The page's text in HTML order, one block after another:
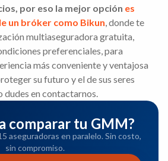
por eso la mejor opción es
un bróker como Bikun, donde te
multiaseguradora gratuita,
preferenciales, para
más conveniente y ventajosa
su futuro y el de sus seres
dudes en contactarnos.
comparar tu GMM?
aseguradoras en paralelo. Sin costo,
sin compromiso.